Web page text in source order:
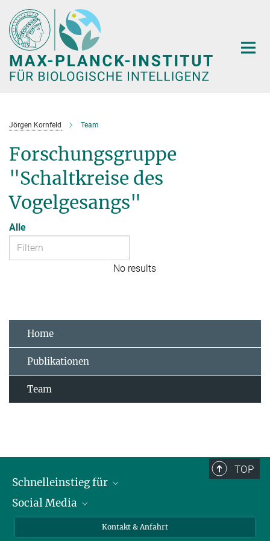
Hauptinhalt
Jörgen Kornfeld Team
Forschungsgruppe
"Schaltkreise des
Vogelgesangs"
Alle
No results
Home
Publikationen
Team
TOP
Schnelleinstieg für
Journalist*innen
Social Media
Kontakt & Anfahrt